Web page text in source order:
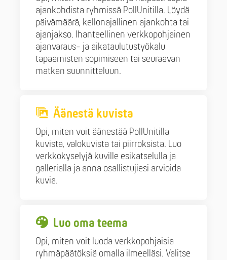
ajankohdista ryhmissä PollUnitilla. Löydä
päivämäärä, kellonajallinen ajankohta tai
ajanjakso. Ihanteellinen verkkopohjainen
ajanvaraus- ja aikataulutustyökalu
tapaamisten sopimiseen tai seuraavan
matkan suunnitteluun.
Äänestä kuvista
Opi, miten voit äänestää PollUnitilla
kuvista, valokuvista tai piirroksista. Luo
verkkokyselyjä kuville esikatselulla ja
gallerialla ja anna osallistujiesi arvioida
kuvia.
Luo oma teema
Opi, miten voit luoda verkkopohjaisia
ryhmäpäätöksiä omalla ilmeelläsi. Valitse